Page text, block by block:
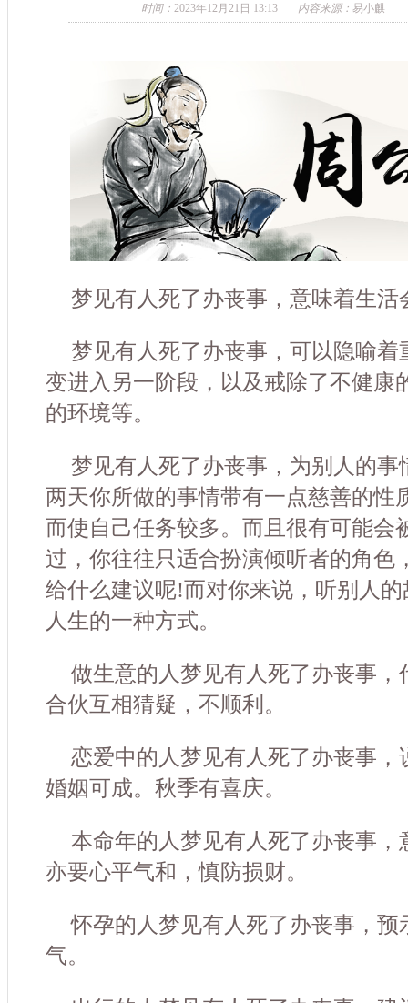
时间： 2023年12月21日 13:13 内容来源： 易小麒
梦见有人死了办丧事，意味着生活
梦见有人死了办丧事，可以隐喻着
变进入另一阶段，以及戒除了不健康
的环境等。
梦见有人死了办丧事，为别人的
两天你所做的事情带有一点慈善的性
而使自己任务较多。而且很有可能会
过，你往往只适合扮演倾听者的角色
给什么建议呢!而对你来说，听别人
人生的一种方式。
做生意的人梦见有人死了办丧事，
合伙互相猜疑，不顺利。
恋爱中的人梦见有人死了办丧事，
婚姻可成。秋季有喜庆。
本命年的人梦见有人死了办丧事，
亦要心平气和，慎防损财。
怀孕的人梦见有人死了办丧事，预
气。